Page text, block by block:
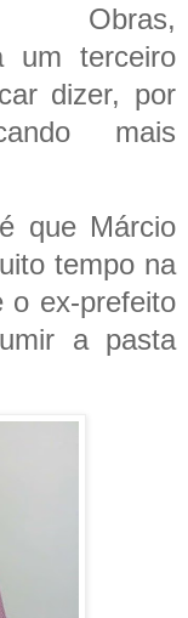
Obras,
um terceiro
dizer, por
mais
que Márcio
tempo na
o ex-prefeito
a pasta